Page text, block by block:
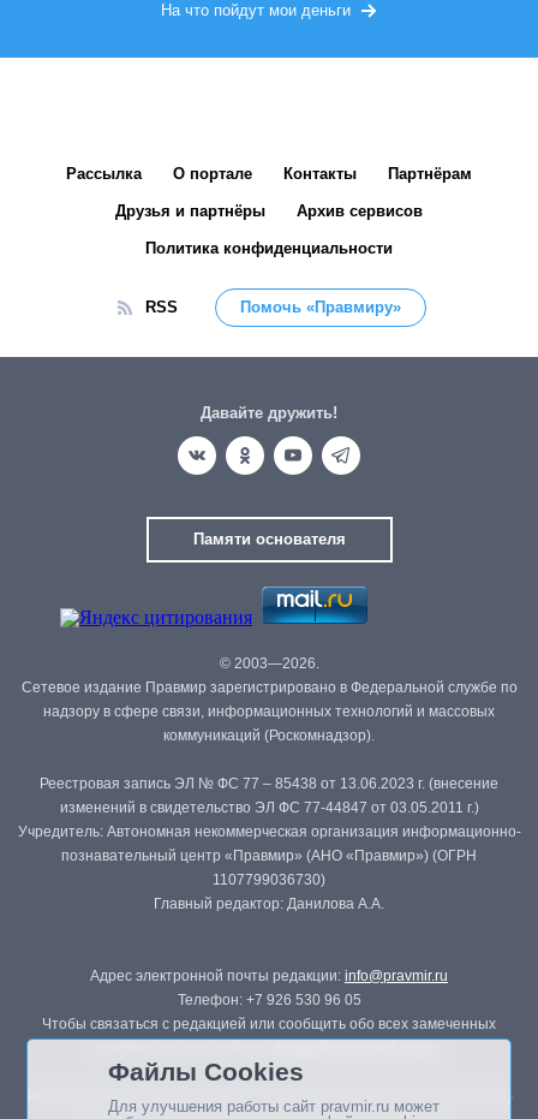
На что пойдут мои деньги
Рассылка О портале Контакты Партнёрам
Друзья и партнёры Архив сервисов
Политика конфиденциальности
RSS Помочь «Правмиру»
Давайте дружить!
Памяти основателя
© 2003—2026.
Сетевое издание Правмир зарегистрировано в Федеральной службе по
надзору в сфере связи, информационных технологий и массовых
коммуникаций (Роскомнадзор).
Реестровая запись ЭЛ № ФС 77 – 85438 от 13.06.2023 г. (внесение
изменений в свидетельство ЭЛ ФС 77-44847 от 03.05.2011 г.)
Учредитель: Автономная некоммерческая организация информационно-
познавательный центр «Правмир» (АНО «Правмир») (ОГРН
1107799036730)
Главный редактор: Данилова А.А.
Адрес электронной почты редакции: info@pravmir.ru
Телефон: +7 926 530 96 05
Чтобы связаться с редакцией или сообщить обо всех замеченных
Републикация материалов сайта в печатных изданиях (книгах, прессе)
Файлы Cookies
Для улучшения работы сайт pravmir.ru может